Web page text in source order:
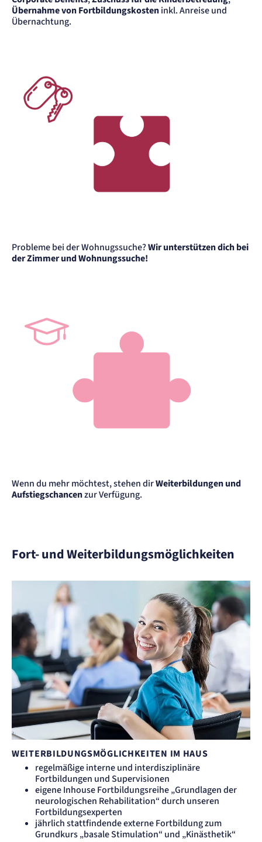
Übernahme von Fortbildungskosteninkl. Anreise und
Übernachtung.
Probleme bei der Wohnugssuche?Wir unterstützen dich bei
der Zimmer und Wohnungssuche!
Wenn du mehr möchtest, stehen dirWeiterbildungen und
Aufstiegschancenzur Verfügung.
Fort- und Weiterbildungsmöglichkeiten
WEITERBILDUNGSMÖGLICHKEITEN IM HAUS
regelmäßige interne und interdisziplinäre
Fortbildungen und Supervisionen
eigene Inhouse Fortbildungsreihe „Grundlagen der
neurologischen Rehabilitation“ durch unseren
Fortbildungsexperten
jährlich stattfindende externe Fortbildung zum
Grundkurs „basale Stimulation“ und „Kinästhetik“